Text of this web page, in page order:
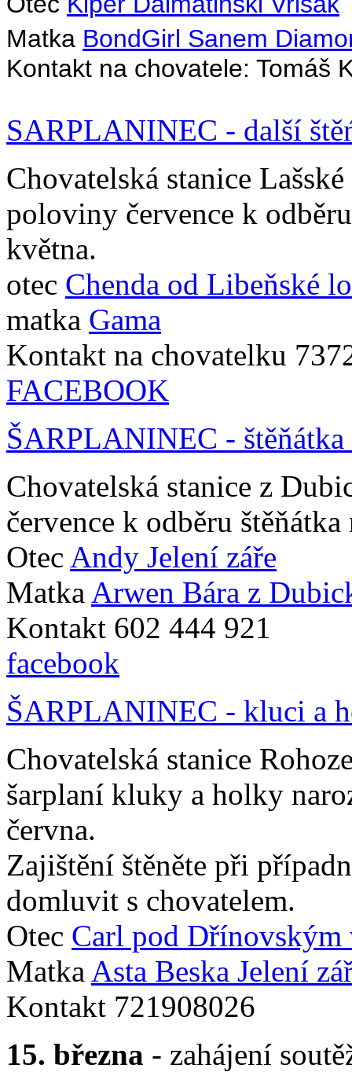
Matka BondGirl Sanem
Kontakt na chovatele: Tomáš
SARPLANINEC - další
Chovatelská stanice
poloviny července k
května.
otec Chenda od Libeňské
matka Gama
Kontakt na chovatelku
FACEBOOK
ŠARPLANINEC -
Chovatelská stanice z
července k odběru
Otec Andy Jelení záře
Matka Arwen Bára z
Kontakt 602 444 921
facebook
ŠARPLANINEC - kluci a
Chovatelská stanice
šarplaní kluky a holky
června.
Zajištění štěněte při
domluvit s chovatelem.
Otec Carl pod Dřínovským
Matka Asta Beska Jelení
Kontakt 721908026
15. března - zahájení